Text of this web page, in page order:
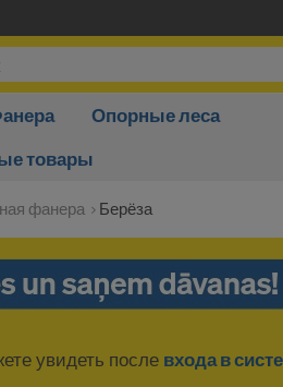
Опорные леса
товары
фанера Берёза
увидеть после входа в